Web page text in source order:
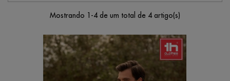
Mostrando 1-4 de um total de 4 artigo(s)